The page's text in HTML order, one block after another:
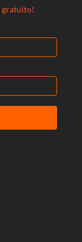
gratuito!